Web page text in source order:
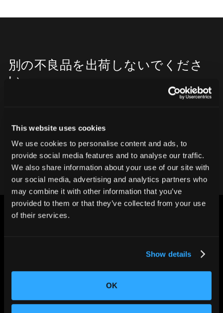
This website uses cookies
We use cookies to personalise content and ads, to
provide social media features and to analyse our traffic.
We also share information about your use of our site with
our social media, advertising and analytics partners who
may combine it with other information that you’ve
provided to them or that they’ve collected from your use
of their services.
Show details
OK
別の不良品を出荷しないでくださ
い。
CT検査でお客様の評判と収益を守りま
弊社チームにお問い合わせください